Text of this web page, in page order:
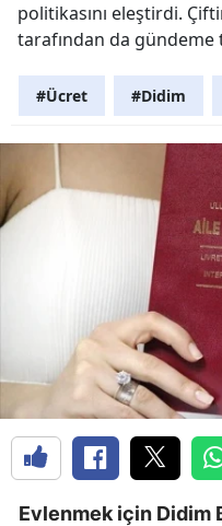
politikasını eleştirdi.
tarafından da gündeme
#Ücret #Didim
Evlenmek için Didim